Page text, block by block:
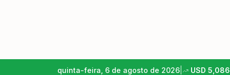
quinta-feira, 6 de agosto de 2026 USD 5,086